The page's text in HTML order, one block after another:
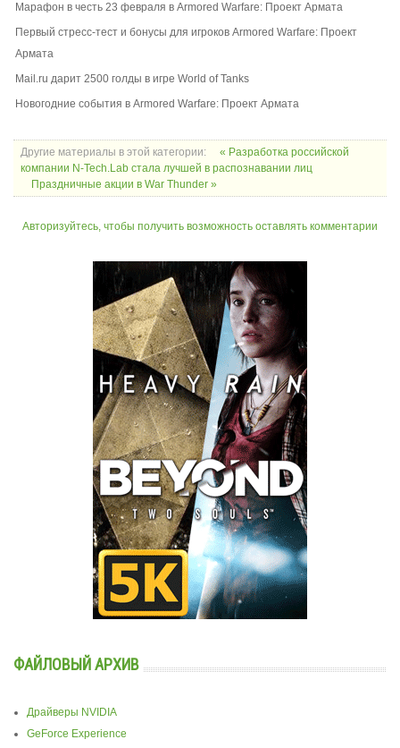
Марафон в честь 23 февраля в Armored Warfare: Проект Армата
Первый стресс-тест и бонусы для игроков Armored Warfare: Проект
Армата
Mail.ru дарит 2500 голды в игре World of Tanks
Новогодние события в Armored Warfare: Проект Армата
Другие материалы в этой категории:
« Разработка российской
компании N-Tech.Lab стала лучшей в распознавании лиц
Праздничные акции в War Thunder »
Авторизуйтесь, чтобы получить возможность оставлять комментарии
ФАЙЛОВЫЙ АРХИВ
Драйверы NVIDIA
GeForce Experience